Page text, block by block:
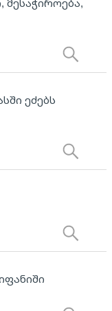
მესაჭიროება,
ეძებს